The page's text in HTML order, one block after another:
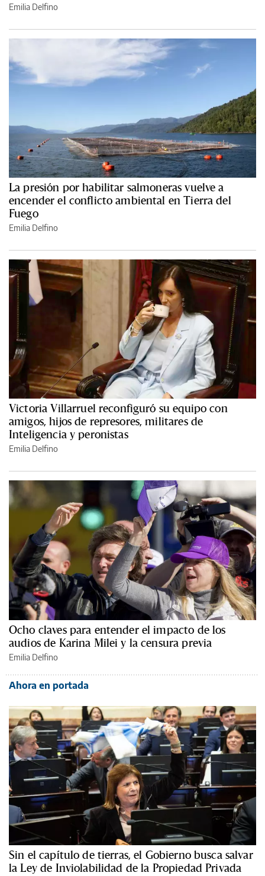
Emilia Delfino
La presión por habilitar salmoneras vuelve a
encender el conflicto ambiental en Tierra del
Fuego
Emilia Delfino
Victoria Villarruel reconfiguró su equipo con
amigos, hijos de represores, militares de
Inteligencia y peronistas
Emilia Delfino
Ocho claves para entender el impacto de los
audios de Karina Milei y la censura previa
Emilia Delfino
Ahora en portada
Sin el capítulo de tierras, el Gobierno busca salvar
la Ley de Inviolabilidad de la Propiedad Privada